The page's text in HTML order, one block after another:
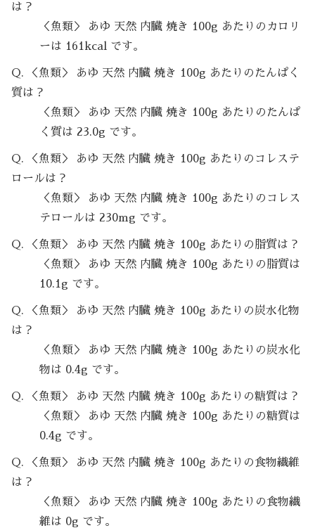
は？
＜魚類＞ あゆ 天然 内臓 焼き 100g あたりのカロリ
ーは 161kcal です。
Q. ＜魚類＞ あゆ 天然 内臓 焼き 100g あたりのたんぱく
質は？
＜魚類＞ あゆ 天然 内臓 焼き 100g あたりのたんぱ
く質は 23.0g です。
Q. ＜魚類＞ あゆ 天然 内臓 焼き 100g あたりのコレステ
ロールは？
＜魚類＞ あゆ 天然 内臓 焼き 100g あたりのコレス
テロールは 230mg です。
Q. ＜魚類＞ あゆ 天然 内臓 焼き 100g あたりの脂質は？
＜魚類＞ あゆ 天然 内臓 焼き 100g あたりの脂質は
10.1g です。
Q. ＜魚類＞ あゆ 天然 内臓 焼き 100g あたりの炭水化物
は？
＜魚類＞ あゆ 天然 内臓 焼き 100g あたりの炭水化
物は 0.4g です。
Q. ＜魚類＞ あゆ 天然 内臓 焼き 100g あたりの糖質は？
＜魚類＞ あゆ 天然 内臓 焼き 100g あたりの糖質は
0.4g です。
Q. ＜魚類＞ あゆ 天然 内臓 焼き 100g あたりの食物繊維
は？
＜魚類＞ あゆ 天然 内臓 焼き 100g あたりの食物繊
維は 0g です。